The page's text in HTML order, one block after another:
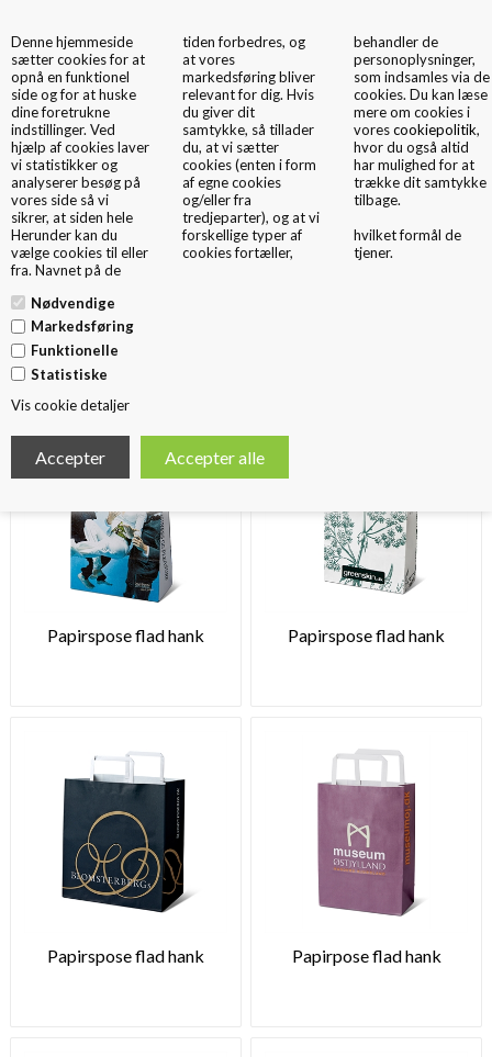
Denne hjemmeside
sætter cookies for at
opnå en funktionel
side og for at huske
dine foretrukne
indstillinger. Ved
hjælp af cookies laver
vi statistikker og
analyserer besøg på
vores side så vi
sikrer, at siden hele
tiden forbedres, og
at vores
markedsføring bliver
relevant for dig. Hvis
du giver dit
samtykke, så tillader
du, at vi sætter
cookies (enten i form
af egne cookies
og/eller fra
tredjeparter), og at vi
behandler de
personoplysninger,
som indsamles via de
cookies. Du kan læse
mere om cookies i
vorescookiepolitik,
hvor du også altid
har mulighed for at
trække dit samtykke
tilbage.
Herunder kan du
vælge cookies til eller
fra. Navnet på de
forskellige typer af
cookies fortæller,
hvilket formål de
tjener.
Nødvendige
Markedsføring
Funktionelle
Statistiske
Vis cookie detaljer
0
Papirsposer flad hank
Den prisrigtige papirbærepose med flad papirhank og logo. Automatisk
produceret og med pænt finish. Mange størrelser og miljøvenlige
papirkvaliteter
Op til 6 trykfarver og 42# flexotryk. Ekstra finish: Blank og mat kachering,
Perfekt papirspose til tøj, sko, brugskunst, briller, fødevarer, take away
produkter mm.
Papirspose flad hank Papirspose flad hank
Papirspose flad hank Papirpose flad hank